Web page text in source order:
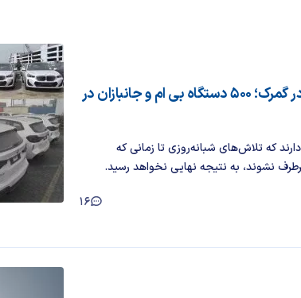
گره کور ارزی و سامانه‌ای در گمرک؛ ۵۰۰ دستگاه بی ‌ام ‌و جانبازان در
که تلاش‌های شبانه‌روزی تا زمانی که
نشوند، به نتیجه نهایی نخواهد رسید.
16